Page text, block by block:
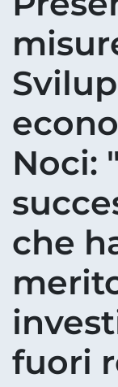
Noci:
che
fuori